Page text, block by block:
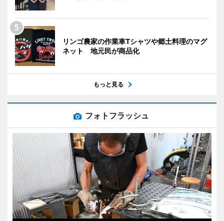
リンゴ農家の作業車Tシャツや郷土料理のマグ
ネット 地元民が商品化
もっと見る
フォトフラッシュ